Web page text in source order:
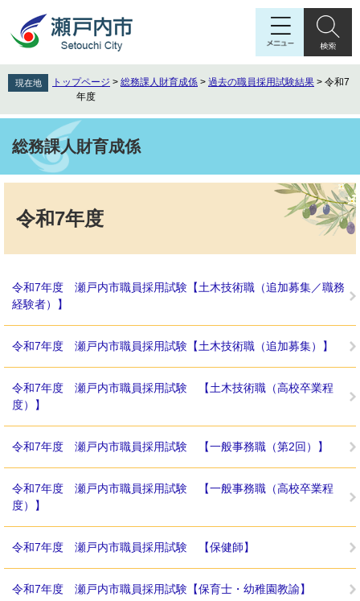
先
頭
を
飛
文
現在地 トップページ > 総務課人財育成係 > 過去の職員採用試験結果 > 令和7
年度
総務課人財育成係
令和7年度
令和7年度 瀬戸内市職員採用試験【土木技術職（追加募集／職務
経験者）】
令和7年度 瀬戸内市職員採用試験【土木技術職（追加募集）】
令和7年度 瀬戸内市職員採用試験 【土木技術職（高校卒業程
度）】
令和7年度 瀬戸内市職員採用試験 【一般事務職（第2回）】
令和7年度 瀬戸内市職員採用試験 【一般事務職（高校卒業程
度）】
令和7年度 瀬戸内市職員採用試験 【保健師】
令和7年度 瀬戸内市職員採用試験【保育士・幼稚園教諭】